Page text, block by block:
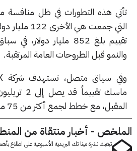
التي جمعت هي الأخرى
تقييم بلغ 852 مليار دولار، في
قبل الطروحات العامة المرتقبة.
ماسك تقييماً قد يصل
مع خطط لجمع أكثر من 75 مليار دولار.
- أخبار منتقاة من المنطقة
تبقيك نشرة مينا تك البريدية الأسبوعية على اطلاع بأهم